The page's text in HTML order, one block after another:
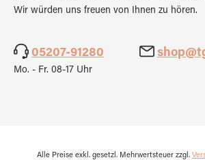
Wir würden uns freuen von Ihnen zu hören.
05207-91280
Mo. - Fr. 08-17 Uhr
Alle Preise exkl. gesetzl. Mehrwertsteuer zzgl.